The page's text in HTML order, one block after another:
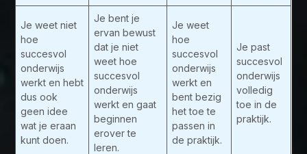
Je weet niet
hoe
succesvol
onderwijs
werkt en hebt
dus ook
geen idee
wat je eraan
kunt doen.
Je bent je
ervan bewust
dat je niet
weet hoe
succesvol
onderwijs
werkt en gaat
beginnen
erover te
leren.
Je weet
hoe
succesvol
onderwijs
werkt en
bent bezig
het toe te
passen in
de praktijk.
Je past
succesvol
onderwijs
volledig
toe in de
praktijk.